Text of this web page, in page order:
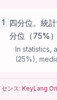
1
四分位。統
分位（75%）
In statistics,
(25%),
センス: KeyLang